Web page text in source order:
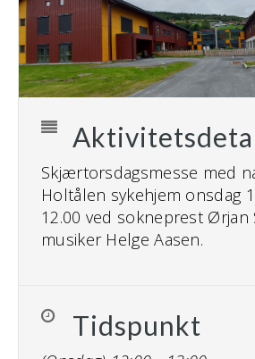
Skjærtorsdagsmesse med
Holtålen sykehjem onsdag
12.00 ved sokneprest Ørjan
musiker Helge Aasen.
Tidspunkt